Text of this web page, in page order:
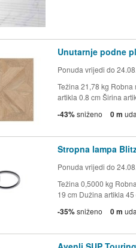
Unutarnje podne
Ponuda vrijedi do
Težina 21,78 kg
artikla 0.8 cm Širina
-43%sniženo 0 m
Stropna lampa
Ponuda vrijedi do
Težina 0,5000 kg
19 cm Dužina artikla
-35%sniženo 0 m